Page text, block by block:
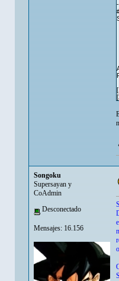
Songoku
Supersayan y
CoAdmin
Desconectado
Mensajes: 16.156